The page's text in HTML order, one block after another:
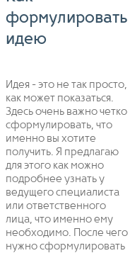
формулировать
идею
Идея - это не так просто,
как может показаться.
Здесь очень важно четко
сформулировать, что
именно вы хотите
получить. Я предлагаю
для этого как можно
подробнее узнать у
ведущего специалиста
или ответственного
лица, что именно ему
необходимо. После чего
нужно сформулировать